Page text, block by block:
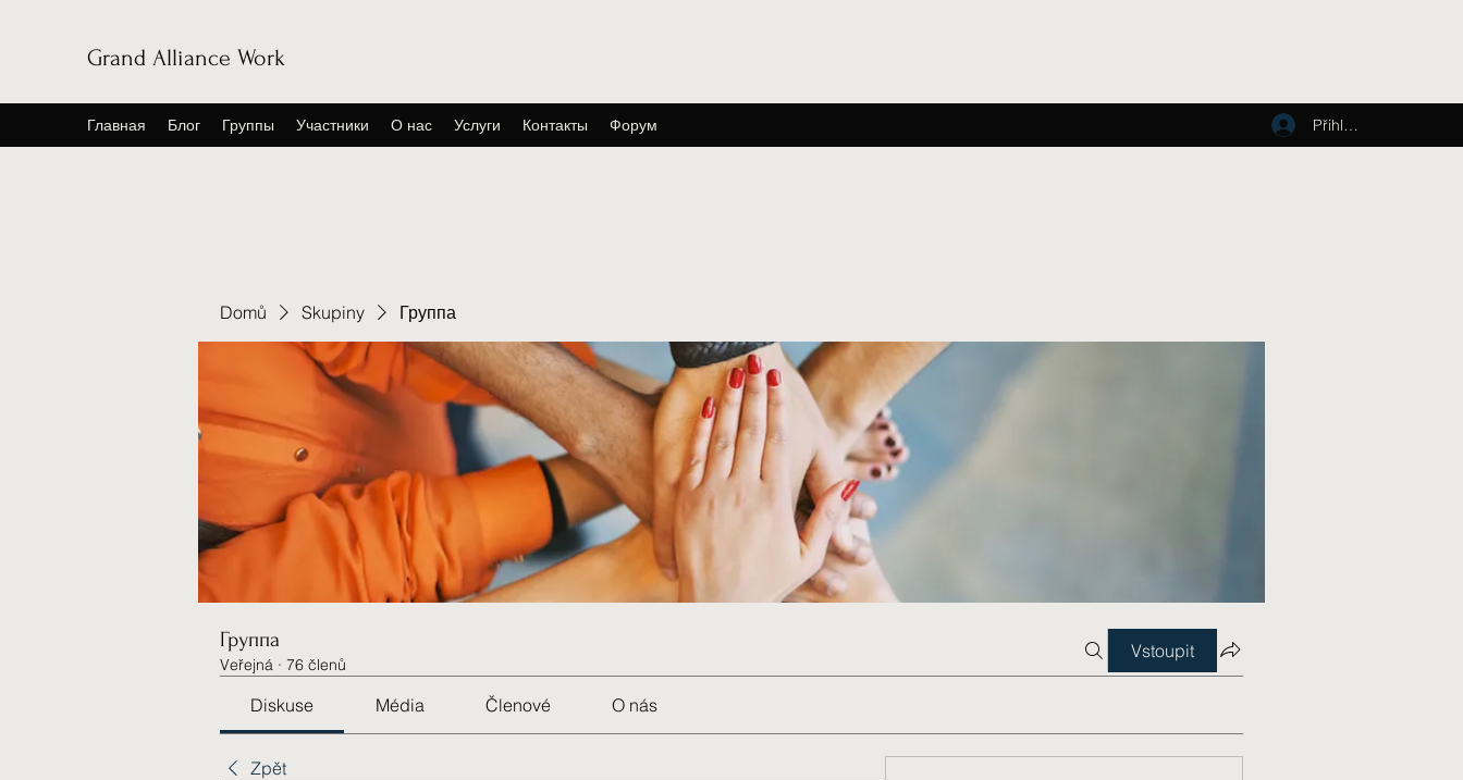
Grand Alliance Work
Главная Блог Группы Участники О нас Услуги Контакты Форум Přihlásit se
Domů Skupiny Группа
Группа
Veřejná · 76 členů
Vstoupit
Diskuse Média Členové O nás
Zpět